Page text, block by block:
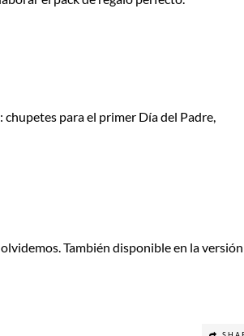
para el primer Día del Padre,
También disponible en la versión